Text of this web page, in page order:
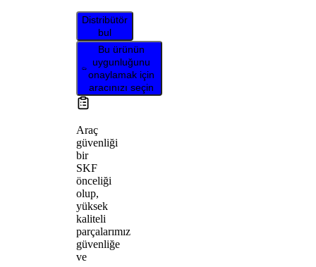
Distribütör
bul
Bu ürünün
uygunluğunu
onaylamak için
aracınızı seçin
Araç
güvenliği
bir
SKF
önceliği
olup,
yüksek
kaliteli
parçalarımız
güvenliğe
ve